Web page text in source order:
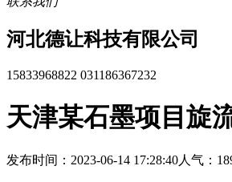
河北德让科技有限公司
15833968822 031186367232
天津某石墨项目旋
发布时间：2023-06-14 17:28:40人气：